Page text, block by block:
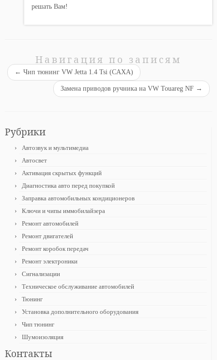
решать Вам!
Навигация по записям
← Чип тюнинг VW Jetta 1.4 Tsi (CAXA)
Замена приводов ручника на VW Touareg NF →
Рубрики
Автозвук и мультимедиа
Автосвет
Активация скрытых функций
Диагностика авто перед покупкой
Заправка автомобильных кондиционеров
Ключи и чипы иммобилайзера
Ремонт автомобилей
Ремонт двигателей
Ремонт коробок передач
Ремонт электроники
Сигнализации
Техническое обслуживание автомобилей
Тюнинг
Установка дополнительного оборудования
Чип тюнинг
Шумоизоляция
Контакты